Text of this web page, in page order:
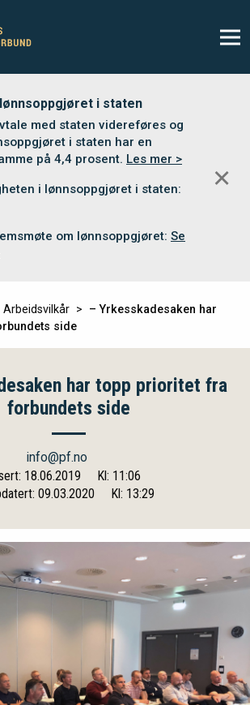
i staten
med staten videreføres og
i staten har en
på 4,4 prosent. Les mer >
i lønnsoppgjøret i staten:
om lønnsoppgjøret: Se
✕
Arbeidsvilkår
– Yrkesskadesaken har
side
har topp prioritet fra
forbundets side
info@pf.no
18.06.2019
Kl: 11:06
09.03.2020
Kl: 13:29